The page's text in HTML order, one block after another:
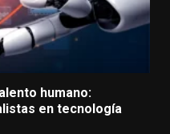
humano:
en tecnología